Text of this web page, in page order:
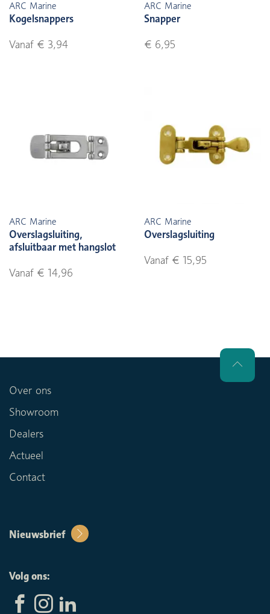
ARC Marine
Kogelsnappers
Vanaf € 3,94
ARC Marine
Snapper
€ 6,95
ARC Marine
Overslagsluiting,
afsluitbaar met hangslot
Vanaf € 14,96
ARC Marine
Overslagsluiting
Vanaf € 15,95
Over ons
Showroom
Dealers
Actueel
Contact
Nieuwsbrief
Volg ons: